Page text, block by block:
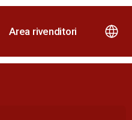
Area rivenditori